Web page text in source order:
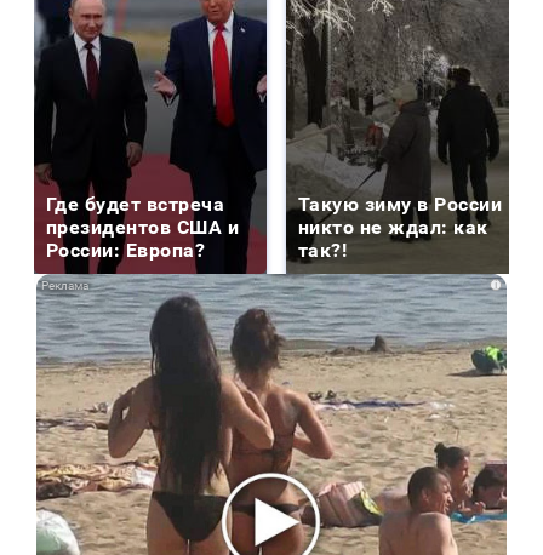
Где будет встреча
президентов США и
России: Европа?
Такую зиму в России
никто не ждал: как
так?!
i